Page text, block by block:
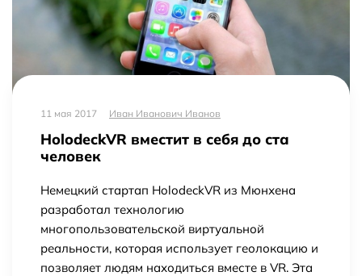
11 мая 2017 Иван Иванович Иванов
HolodeckVR вместит в себя до ста
человек
Немецкий стартап HolodeckVR из Мюнхена
разработал технологию
многопользовательской виртуальной
реальности, которая использует геолокацию и
позволяет людям находиться вместе в VR. Эта